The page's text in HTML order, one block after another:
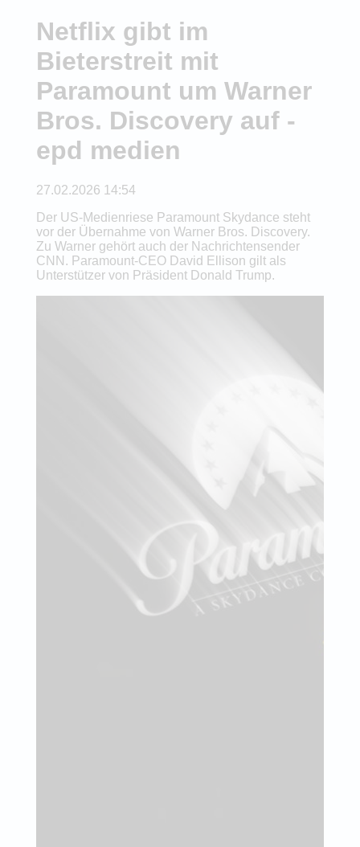
Netflix gibt im
Bieterstreit mit
Paramount um Warner
Bros. Discovery auf -
epd medien
27.02.2026 14:54
Der US-Medienriese Paramount Skydance steht
vor der Übernahme von Warner Bros. Discovery.
Zu Warner gehört auch der Nachrichtensender
CNN. Paramount-CEO David Ellison gilt als
Unterstützer von Präsident Donald Trump.